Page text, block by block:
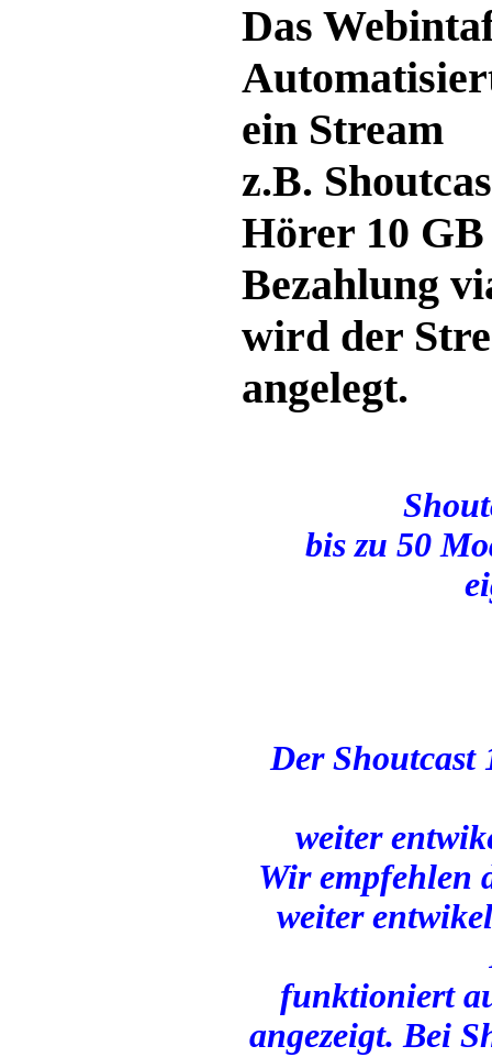
Das
ein Stream
z.B.
Hörer 10
Bezahlung
wird der
angelegt.
bis zu 50
Der Shoutcast
weiter
Wir empfehlen
weiter
funktioniert
angezeigt. Bei